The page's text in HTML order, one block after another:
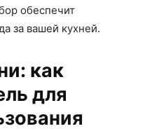
обеспечит
за вашей кухней.
как
для